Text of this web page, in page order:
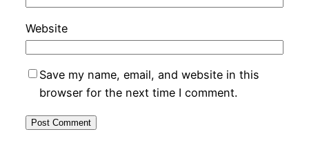
Website
Save my name, email, and website in this
browser for the next time I comment.